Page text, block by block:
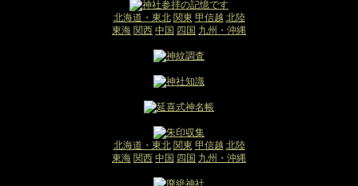
北海道・東北 関東 甲信越 北陸
東海 関西 中国 四国 九州・沖縄
北海道・東北 関東 甲信越 北陸
東海 関西 中国 四国 九州・沖縄